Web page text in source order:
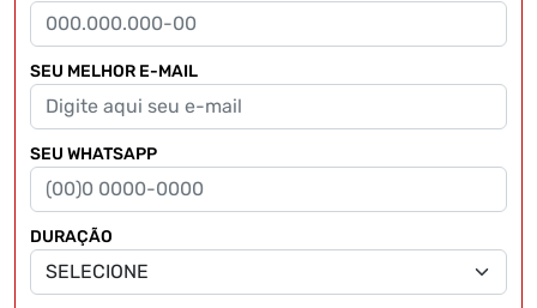
SEU MELHOR E-MAIL
SEU WHATSAPP
DURAÇÃO